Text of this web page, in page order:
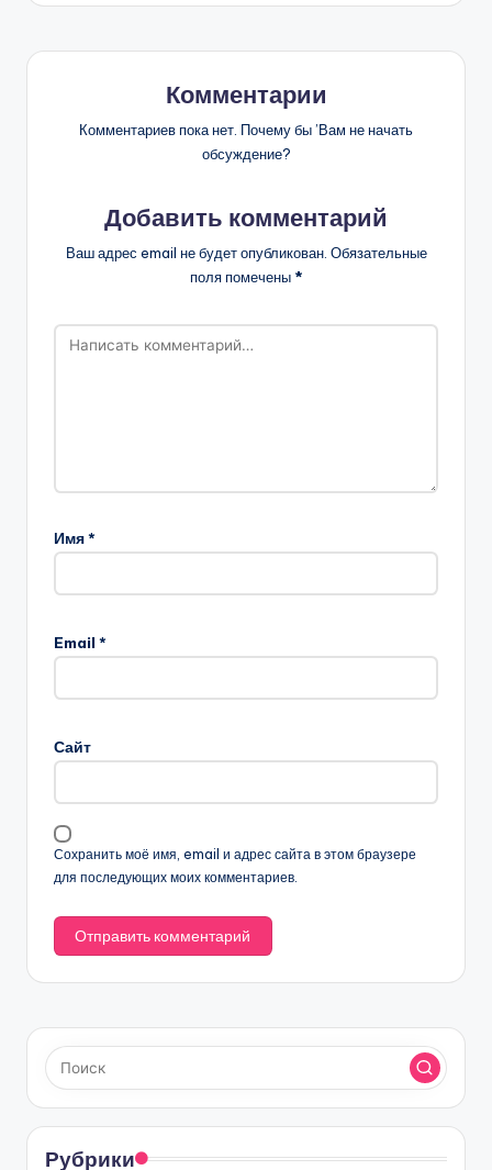
Комментарии
Комментариев пока нет. Почему бы ’Вам не начать
обсуждение?
Добавить комментарий
Ваш адрес email не будет опубликован. Обязательные
поля помечены *
Имя*
Email *
Сайт
Сохранить моё имя, email и адрес сайта в этом браузере
для последующих моих комментариев.
Рубрики